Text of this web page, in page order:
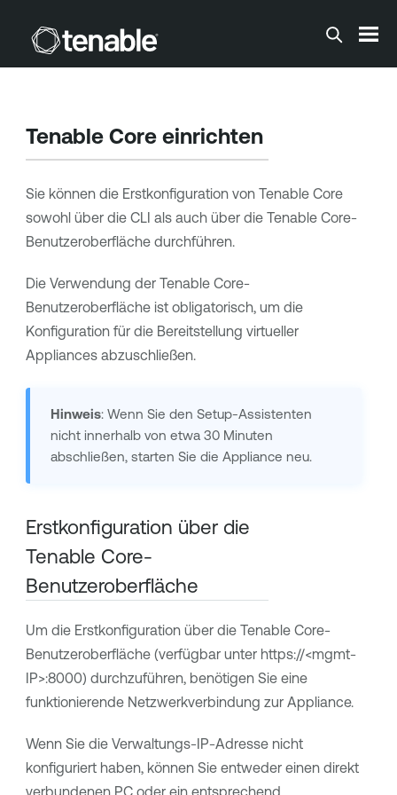
Zum Hauptinhalt springen
Tenable Coreeinrichten
Sie können die Erstkonfiguration von Tenable Core
sowohl über die CLI als auch über die Tenable Core-
Benutzeroberfläche durchführen.
Die Verwendung der Tenable Core-
Benutzeroberfläche ist obligatorisch, um die
Konfiguration für die Bereitstellung virtueller
Appliances abzuschließen.
Hinweis: Wenn Sie den Setup-Assistenten
nicht innerhalb von etwa 30 Minuten
abschließen, starten Sie die Appliance neu.
Erstkonfiguration über die
Tenable Core-
Benutzeroberfläche
Um die Erstkonfiguration über die Tenable Core-
Benutzeroberfläche (verfügbar unter https://<mgmt-
IP>:8000) durchzuführen, benötigen Sie eine
funktionierende Netzwerkverbindung zur Appliance.
Wenn Sie die Verwaltungs-IP-Adresse nicht
konfiguriert haben, können Sie entweder einen direkt